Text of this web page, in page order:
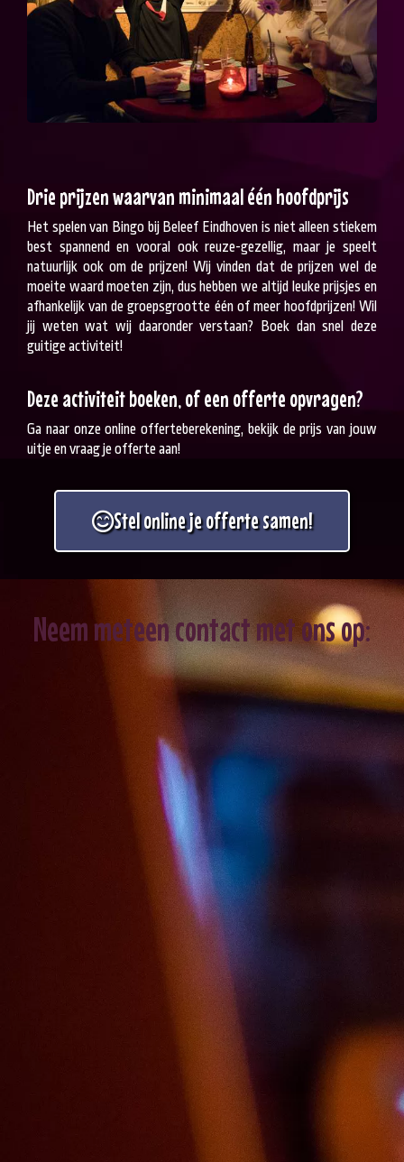
Drie prijzen waarvan minimaal één hoofdprijs
Het spelen van Bingo bij Beleef Eindhoven is niet alleen stiekem
best spannend en vooral ook reuze-gezellig, maar je speelt
natuurlijk ook om de prijzen! Wij vinden dat de prijzen wel de
moeite waard moeten zijn, dus hebben we altijd leuke prijsjes en
afhankelijk van de groepsgrootte één of meer hoofdprijzen! Wil
jij weten wat wij daaronder verstaan? Boek dan snel deze
guitige activiteit!
Deze activiteit boeken, of een offerte opvragen?
Ga naar onze online offerteberekening, bekijk de prijs van jouw
uitje en vraag je offerte aan!
Stel online je offerte samen!
Neem meteen contact met ons op: